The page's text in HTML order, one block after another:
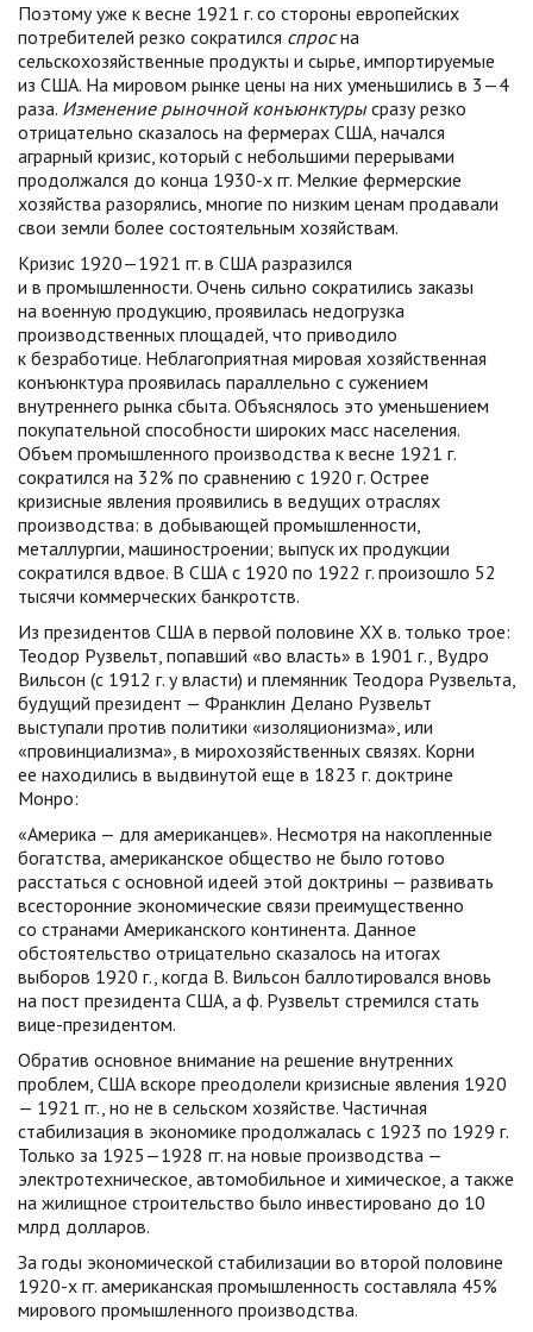
Поэтому уже к весне 1921 г. со стороны европейских
потребителей резко сократился спросна
сельскохозяйственные продукты и сырье, импортируемые
из США. На мировом рынке цены на них уменьшились в 3—4
раза. Изменение рыночной конъюнктурысразу резко
отрицательно сказалось на фермерах США, начался
аграрный кризис, который с небольшими перерывами
продолжался до конца 1930-х гг. Мелкие фермерские
хозяйства разорялись, многие по низким ценам продавали
свои земли более состоятельным хозяйствам.
Кризис 1920—1921 гг. в США разразился
и в промышленности. Очень сильно сократились заказы
на военную продукцию, проявилась недогрузка
производственных площадей, что приводило
к безработице. Неблагоприятная мировая хозяйственная
конъюнктура проявилась параллельно с сужением
внутреннего рынка сбыта. Объяснялось это уменьшением
покупательной способности широких масс населения.
Объем промышленного производства к весне 1921 г.
сократился на 32% по сравнению с 1920 г. Острее
кризисные явления проявились в ведущих отраслях
производства: в добывающей промышленности,
металлургии, машиностроении; выпуск их продукции
сократился вдвое. В США с 1920 по 1922 г. произошло 52
тысячи коммерческих банкротств.
Из президентов США в первой половине XX в. только трое:
Теодор Рузвельт, попавший «во власть» в 1901 г., Вудро
Вильсон (с 1912 г. у власти) и племянник Теодора Рузвельта,
будущий президент — Франклин Делано Рузвельт
выступали против политики «изоляционизма», или
«провинциализма», в мирохозяйственных связях. Корни
ее находились в выдвинутой еще в 1823 г. доктрине
Монро:
«Америка — для американцев». Несмотря на накопленные
богатства, американское общество не было готово
расстаться с основной идеей этой доктрины — развивать
всесторонние экономические связи преимущественно
со странами Американского континента. Данное
обстоятельство отрицательно сказалось на итогах
выборов 1920 г., когда В. Вильсон баллотировался вновь
на пост президента США, а ф. Рузвельт стремился стать
вице-президентом.
Обратив основное внимание на решение внутренних
проблем, США вскоре преодолели кризисные явления 1920
— 1921 гг., но не в сельском хозяйстве. Частичная
стабилизация в экономике продолжалась с 1923 по 1929 г.
Только за 1925—1928 гг. на новые производства —
электротехническое, автомобильное и химическое, а также
на жилищное строительство было инвестировано до 10
млрд долларов.
За годы экономической стабилизации во второй половине
1920-х гг. американская промышленность составляла 45%
мирового промышленного производства.